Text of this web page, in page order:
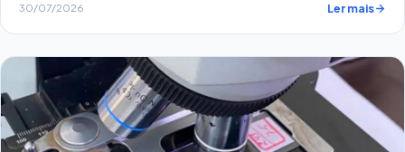
30/07/2026 Ler mais